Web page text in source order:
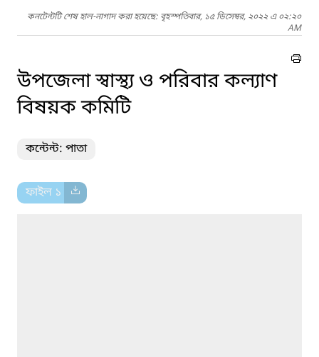
কনটেন্টটি শেষ হাল-নাগাদ করা হয়েছে: বৃহস্পতিবার, ১৫ ডিসেম্বর, ২০২২ এ ০২:২০
AM
উপজেলা স্বাস্থ্য ও পরিবার কল্যাণ
বিষয়ক কমিটি
কন্টেন্ট: পাতা
ফাইল ১